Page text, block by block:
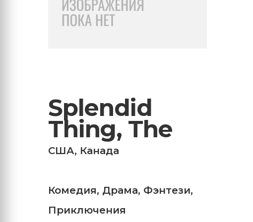
Splendid
Thing, The
США, Канада
Комедия, Драма, Фэнтези,
Приключения